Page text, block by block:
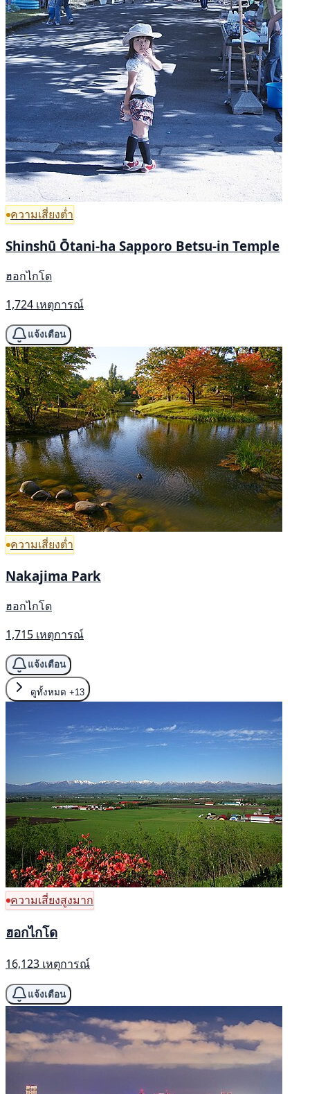
ความเสี่ยงต่ำ
Shinshū Ōtani-ha Sapporo Betsu-in Temple
ฮอกไกโด
1,724 เหตุการณ์
แจ้งเตือน
ความเสี่ยงต่ำ
Nakajima Park
ฮอกไกโด
1,715 เหตุการณ์
แจ้งเตือน
ดูทั้งหมด +13
ความเสี่ยงสูงมาก
ฮอกไกโด
16,123 เหตุการณ์
แจ้งเตือน